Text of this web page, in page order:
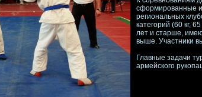
сформированные
региональных
категорий (60 кг,
лет и старше,
выше. Участники
Главные задачи
армейского